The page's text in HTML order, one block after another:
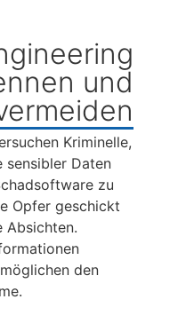
und
Kriminelle,
sensibler Daten
zu
Opfer geschickt
Absichten.
den